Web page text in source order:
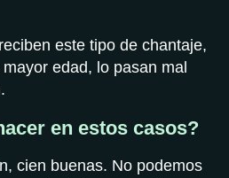
este tipo de chantaje,
edad, lo pasan mal
en estos casos?
cien buenas. No podemos